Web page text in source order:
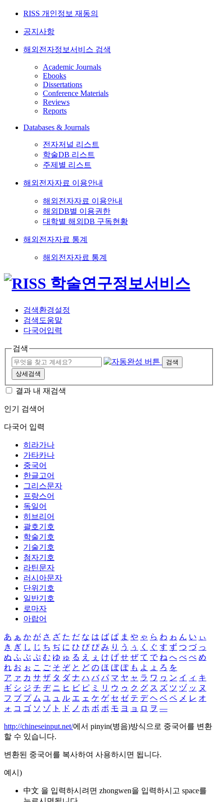
RISS 개인정보 재동의
공지사항
해외전자정보서비스 검색
Academic Journals
Ebooks
Dissertations
Conference Materials
Reviews
Reports
Databases & Journals
전자저널 리스트
학술DB 리스트
주제별 리스트
해외전자자료 이용안내
해외전자자료 이용안내
해외DB별 이용권한
대학별 해외DB 구독현황
해외전자자료 통계
해외전자자료 통계
검색환경설정
검색도움말
다국어입력
검색
검색
상세검색
결과 내 재검색
인기 검색어
다국어 입력
히라가나
가타카나
중국어
한글고어
그리스문자
프랑스어
독일어
히브리어
괄호기호
학술기호
기술기호
첨자기호
라틴문자
러시아문자
단위기호
일반기호
로마자
아랍어
あ ぁ か が さ ざ た だ な は ば ぱ ま や ゃ ら わ ゎ ん い ぃ
き ぎ し じ ち ぢ に ひ び ぴ み り う ぅ く ぐ す ず つ づ っ
ぬ ふ ぶ ぷ む ゆ ゅ る え ぇ け げ せ ぜ て で ね へ べ ぺ め
れ お ぉ こ ご そ ぞ と ど の ほ ぼ ぽ も よ ょ ろ を
ア ァ カ サ ザ タ ダ ナ ハ バ パ マ ヤ ャ ラ ワ ヮ ン イ ィ キ
ギ シ ジ チ ヂ ニ ヒ ビ ピ ミ リ ウ ゥ ク グ ス ズ ツ ヅ ッ ヌ
フ ブ プ ム ユ ュ ル エ ェ ケ ゲ セ ゼ テ デ ヘ ベ ペ メ レ オ
ォ コ ゴ ソ ゾ ト ド ノ ホ ボ ポ モ ヨ ョ ロ ヲ ―
http://chineseinput.net/에서 pinyin(병음)방식으로 중국어를 변환
할 수 있습니다.
변환된 중국어를 복사하여 사용하시면 됩니다.
예시)
中文 을 입력하시려면 zhongwen을 입력하시고 space를